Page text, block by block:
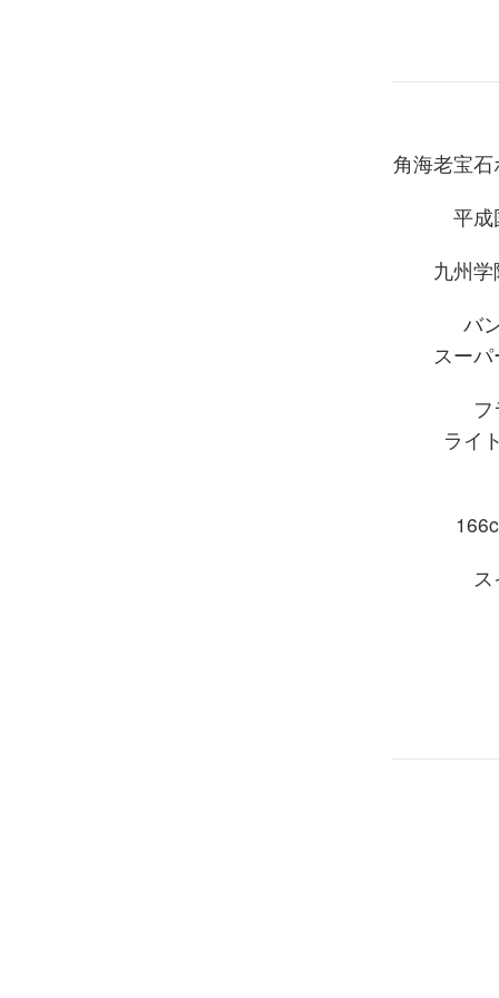
角海老宝
平成
九州
バ
スー
ライ
ス